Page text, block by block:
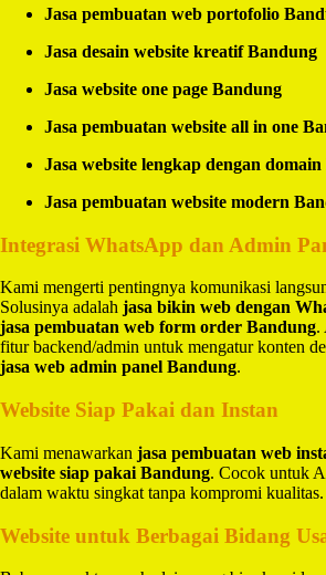
Jasa pembuatan web portofolio
Jasa desain website kreatif Bandung
Jasa website one page Bandung
Jasa pembuatan website all in one
Jasa website lengkap dengan
Jasa pembuatan website modern
Integrasi WhatsApp dan Admin
Kami mengerti pentingnya komunikasi
Solusinya adalah jasa bikin web dengan
jasa pembuatan web form order Bandung.
fitur backend/admin untuk mengatur konten
jasa web admin panel Bandung.
Website Siap Pakai dan Instan
Kami menawarkan jasa pembuatan web
website siap pakai Bandung. Cocok untuk
dalam waktu singkat tanpa kompromi kualitas.
Website untuk Berbagai Bidang